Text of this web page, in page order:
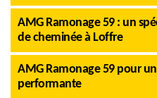
AMG Ramonage 59 : un
de cheminée à Loffre
AMG Ramonage 59 pour
performante